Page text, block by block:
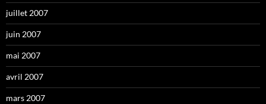
juillet 2007
juin 2007
mai 2007
avril 2007
mars 2007